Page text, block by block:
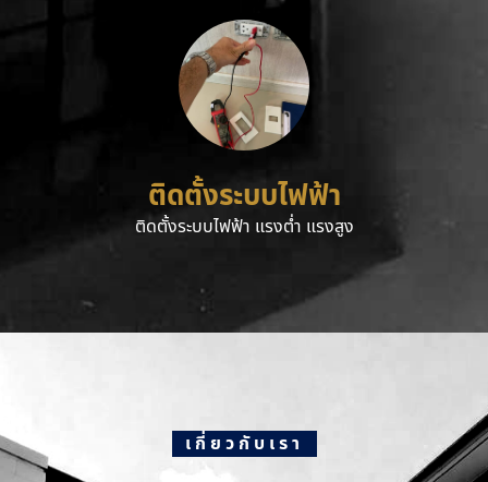
ติดตั้งระบบไฟฟ้า
ติดตั้งระบบไฟฟ้า แรงต่ำ แรงสูง
เกี่ยวกับเรา